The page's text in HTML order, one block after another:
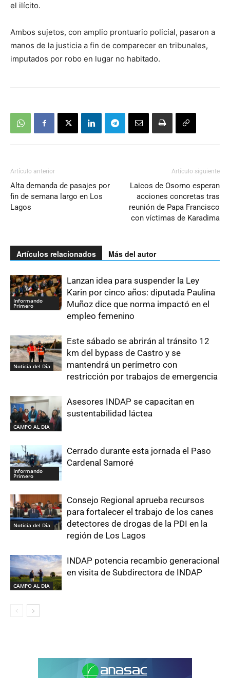
el ilícito.
Ambos sujetos, con amplio prontuario policial, pasaron a
manos de la justicia a fin de comparecer en tribunales,
imputados por robo en lugar no habitado.
Artículo anterior
Alta demanda de pasajes por
fin de semana largo en Los
Lagos
Artículo siguiente
Laicos de Osorno esperan
acciones concretas tras
reunión de Papa Francisco
con víctimas de Karadima
Artículos relacionados Más del autor
Informando
Primero
Lanzan idea para suspender la Ley
Karin por cinco años: diputada Paulina
Muñoz dice que norma impactó en el
empleo femenino
Noticia del Día
Este sábado se abrirán al tránsito 12
km del bypass de Castro y se
mantendrá un perímetro con
restricción por trabajos de emergencia
CAMPO AL DIA
Asesores INDAP se capacitan en
sustentabilidad láctea
Informando
Primero
Cerrado durante esta jornada el Paso
Cardenal Samoré
Noticia del Día
Consejo Regional aprueba recursos
para fortalecer el trabajo de los canes
detectores de drogas de la PDI en la
región de Los Lagos
CAMPO AL DIA
INDAP potencia recambio generacional
en visita de Subdirectora de INDAP